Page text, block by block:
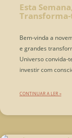
Esta
Bem-vinda a
e grandes
Universo convida-
investir com
CONTINUAR A LER »